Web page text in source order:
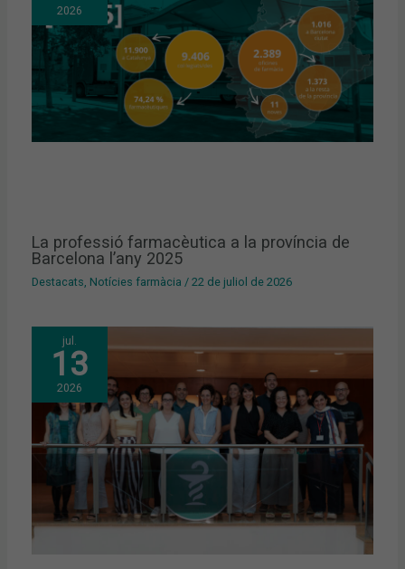
2026
La professió farmacèutica a la província de
Barcelona l’any 2025
Destacats Notícies farmàcia /22 de juliol de 2026
jul.
13
2026